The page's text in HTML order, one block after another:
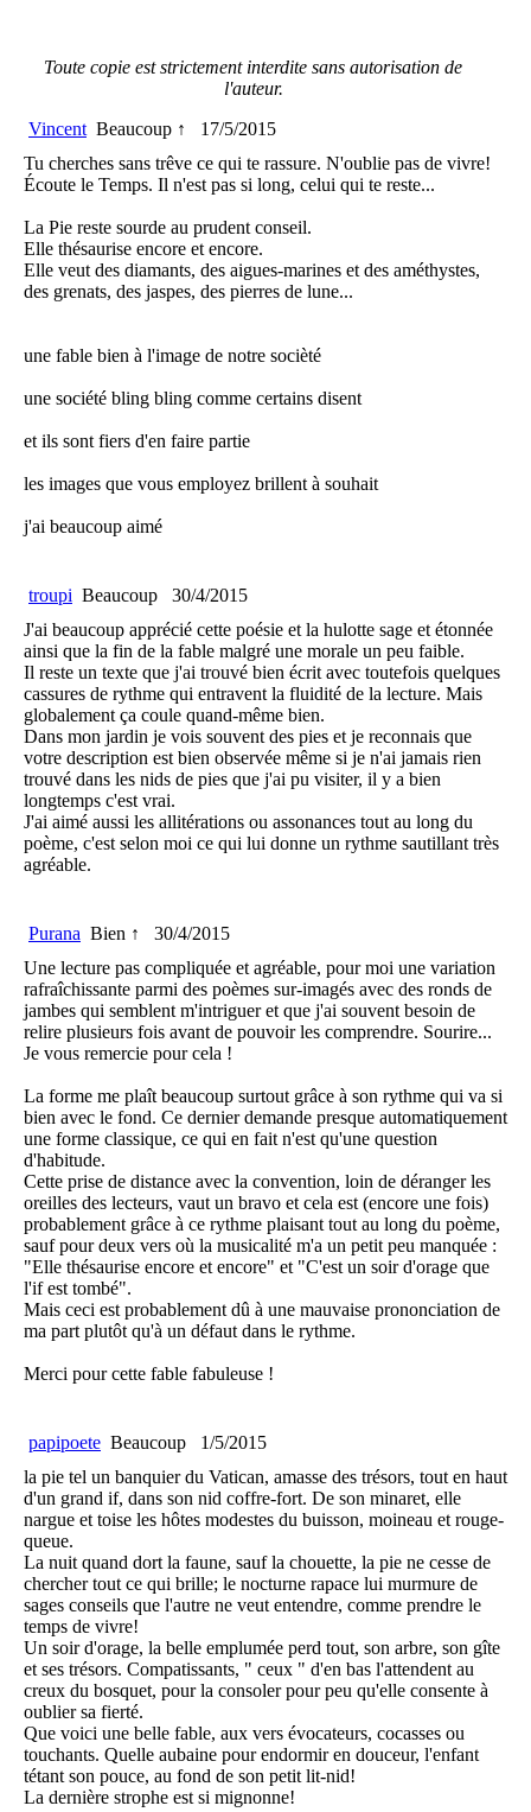
Toute copie est strictement interdite sans autorisation de
l'auteur.
Vincent Beaucoup ↑
17/5/2015
Tu cherches sans trêve ce qui te rassure. N'oublie pas de vivre!
Écoute le Temps. Il n'est pas si long, celui qui te reste...
La Pie reste sourde au prudent conseil.
Elle thésaurise encore et encore.
Elle veut des diamants, des aigues-marines et des améthystes,
des grenats, des jaspes, des pierres de lune...
une fable bien à l'image de notre socièté
une société bling bling comme certains disent
et ils sont fiers d'en faire partie
les images que vous employez brillent à souhait
j'ai beaucoup aimé
troupi Beaucoup
30/4/2015
J'ai beaucoup apprécié cette poésie et la hulotte sage et étonnée
ainsi que la fin de la fable malgré une morale un peu faible.
Il reste un texte que j'ai trouvé bien écrit avec toutefois quelques
cassures de rythme qui entravent la fluidité de la lecture. Mais
globalement ça coule quand-même bien.
Dans mon jardin je vois souvent des pies et je reconnais que
votre description est bien observée même si je n'ai jamais rien
trouvé dans les nids de pies que j'ai pu visiter, il y a bien
longtemps c'est vrai.
J'ai aimé aussi les allitérations ou assonances tout au long du
poème, c'est selon moi ce qui lui donne un rythme sautillant très
agréable.
Purana Bien ↑
30/4/2015
Une lecture pas compliquée et agréable, pour moi une variation
rafraîchissante parmi des poèmes sur-imagés avec des ronds de
jambes qui semblent m'intriguer et que j'ai souvent besoin de
relire plusieurs fois avant de pouvoir les comprendre. Sourire...
Je vous remercie pour cela !
La forme me plaît beaucoup surtout grâce à son rythme qui va si
bien avec le fond. Ce dernier demande presque automatiquement
une forme classique, ce qui en fait n'est qu'une question
d'habitude.
Cette prise de distance avec la convention, loin de déranger les
oreilles des lecteurs, vaut un bravo et cela est (encore une fois)
probablement grâce à ce rythme plaisant tout au long du poème,
sauf pour deux vers où la musicalité m'a un petit peu manquée :
"Elle thésaurise encore et encore" et "C'est un soir d'orage que
l'if est tombé".
Mais ceci est probablement dû à une mauvaise prononciation de
ma part plutôt qu'à un défaut dans le rythme.
Merci pour cette fable fabuleuse !
papipoete Beaucoup
1/5/2015
la pie tel un banquier du Vatican, amasse des trésors, tout en haut
d'un grand if, dans son nid coffre-fort. De son minaret, elle
nargue et toise les hôtes modestes du buisson, moineau et rouge-
queue.
La nuit quand dort la faune, sauf la chouette, la pie ne cesse de
chercher tout ce qui brille; le nocturne rapace lui murmure de
sages conseils que l'autre ne veut entendre, comme prendre le
temps de vivre!
Un soir d'orage, la belle emplumée perd tout, son arbre, son gîte
et ses trésors. Compatissants, " ceux " d'en bas l'attendent au
creux du bosquet, pour la consoler pour peu qu'elle consente à
oublier sa fierté.
Que voici une belle fable, aux vers évocateurs, cocasses ou
touchants. Quelle aubaine pour endormir en douceur, l'enfant
tétant son pouce, au fond de son petit lit-nid!
La dernière strophe est si mignonne!